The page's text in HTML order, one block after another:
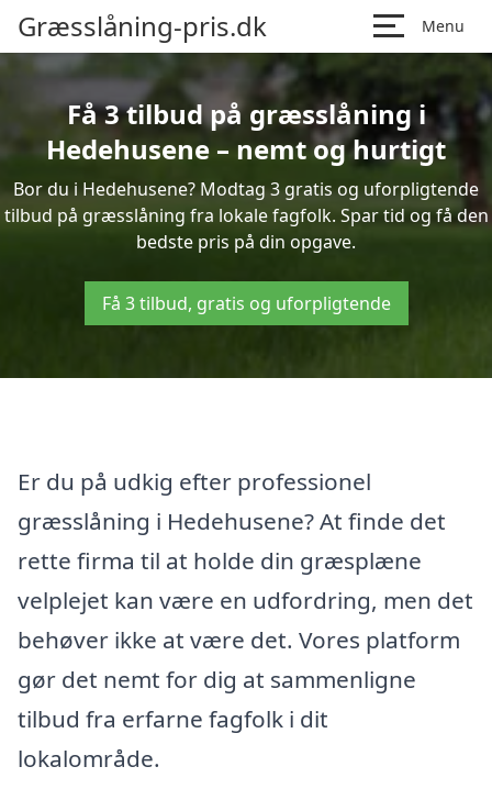
Græsslåning-pris.dk Menu
Få 3 tilbud på græsslåning i
Hedehusene – nemt og hurtigt
Bor du i Hedehusene? Modtag 3 gratis og uforpligtende
tilbud på græsslåning fra lokale fagfolk. Spar tid og få den
bedste pris på din opgave.
Få 3 tilbud, gratis og uforpligtende
Er du på udkig efter professionel
græsslåning i Hedehusene? At finde det
rette firma til at holde din græsplæne
velplejet kan være en udfordring, men det
behøver ikke at være det. Vores platform
gør det nemt for dig at sammenligne
tilbud fra erfarne fagfolk i dit
lokalområde.